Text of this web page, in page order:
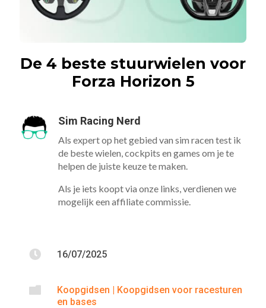
De 4 beste stuurwielen voor
Forza Horizon 5
Sim Racing Nerd
Als expert op het gebied van sim racen test ik
de beste wielen, cockpits en games om je te
helpen de juiste keuze te maken.
Als je iets koopt via onze links, verdienen we
mogelijk een affiliate commissie.
 16/07/2025
 Koopgidsen | Koopgidsen voor racesturen
en bases